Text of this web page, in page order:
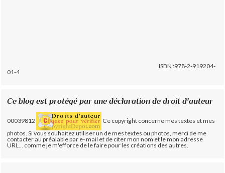
ISBN :978-2-919204-
01-4
Ce blog est protégé par une déclaration de droit d'auteur
00039812
Ce copyright concerne mes textes et mes
photos. Si vous souhaitez utiliser un de mes textes ou photos, merci de me
contacter au préalable par e- mail et de citer mon nom et le mon adresse
URL... comme je m'efforce de le faire pour les créations des autres.